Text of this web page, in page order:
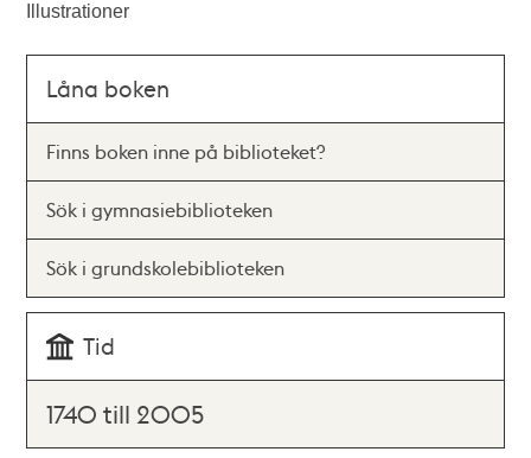
Illustrationer
Låna boken
Finns boken inne på biblioteket?
Sök i gymnasiebiblioteken
Sök i grundskolebiblioteken
Tid
1740 till 2005